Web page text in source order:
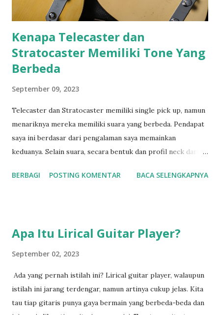
nada, dan sering mendengarkan dan m...
Kenapa Telecaster dan
Stratocaster Memiliki Tone Yang
Berbeda
September 09, 2023
Telecaster dan Stratocaster memiliki single pick up, namun
menariknya mereka memiliki suara yang berbeda. Pendapat
saya ini berdasar dari pengalaman saya memainkan
keduanya. Selain suara, secara bentuk dan profil neck dari
neck tentu ini lebih pada playbility dari gitar tersebut. Dan
Banyak yang mengira penggunaan jenis pick up yang
Jelas berbeda, numun jelas bukan hanya itu... Jika kamu coba
swap pick up-nya dengan menggunakan pick up yang sama
maka suara yang dihasilkan juga akan berbeda. Hal ini akan
BERBAGI POSTING KOMENTAR BACA SELENGKAPNYA
Apa Itu Lirical Guitar Player?
September 02, 2023
Ada yang pernah istilah ini? Lirical guitar player, walaupun
istilah ini jarang terdengar, namun artinya cukup jelas. Kita
tau tiap gitaris punya gaya bermain yang berbeda-beda dan